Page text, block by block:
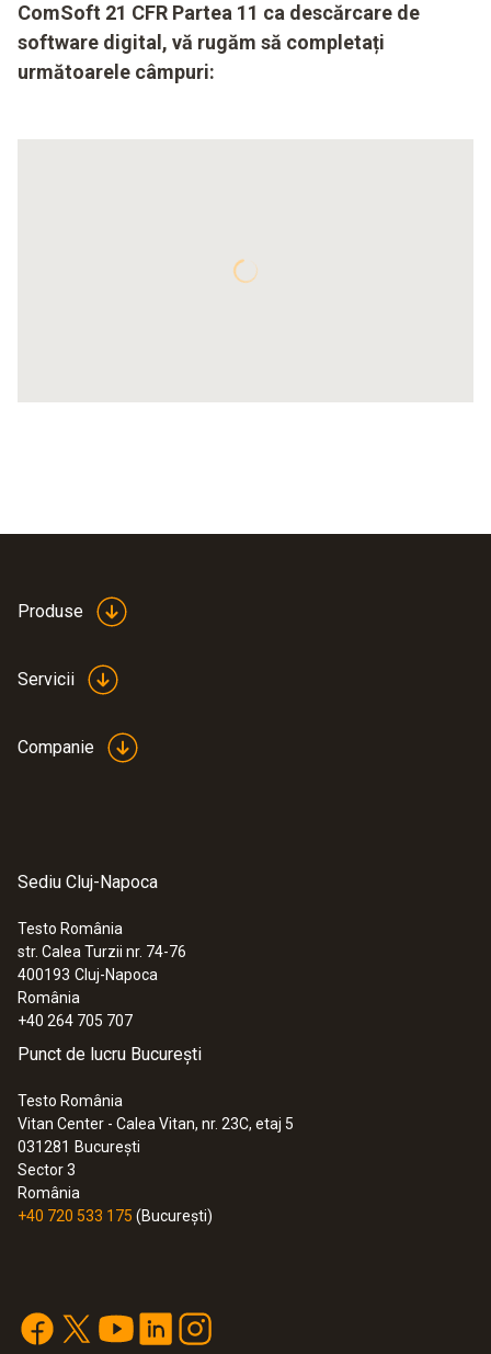
ComSoft 21 CFR Partea 11 ca descărcare de
software digital, vă rugăm să completați
următoarele câmpuri:
Produse
Servicii
Companie
Sediu Cluj-Napoca
Testo România
str. Calea Turzii nr. 74-76
400193 Cluj-Napoca
România
+40 264 705 707
Punct de lucru București
Testo România
Vitan Center - Calea Vitan, nr. 23C, etaj 5
031281 București
Sector 3
România
+40 720 533 175 (București)